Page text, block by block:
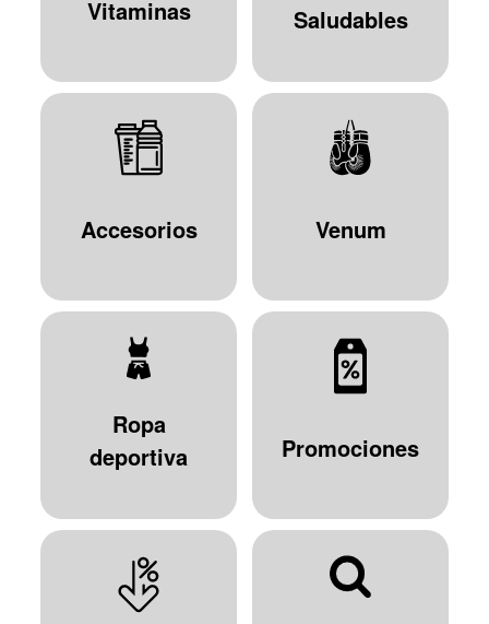
Vitaminas
Saludables
Accesorios Venum
Ropa
deportiva
Promociones